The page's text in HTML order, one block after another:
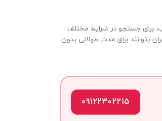
برای جستجو در شرایط مختلف
برای مدت طولانی بدون
09122302215